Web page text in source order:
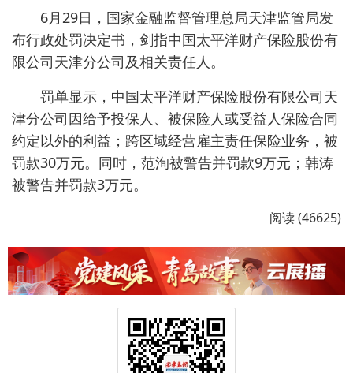
6月29日，国家金融监督管理总局天津监管局发
布行政处罚决定书，剑指中国太平洋财产保险股份有
限公司天津分公司及相关责任人。
罚单显示，中国太平洋财产保险股份有限公司天
津分公司因给予投保人、被保险人或受益人保险合同
约定以外的利益；跨区域经营雇主责任保险业务，被
罚款30万元。同时，范洵被警告并罚款9万元；韩涛
被警告并罚款3万元。
阅读 (46625)